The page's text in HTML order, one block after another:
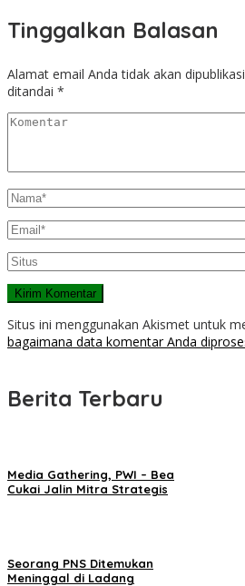
Tinggalkan Balasan
Alamat email Anda tidak akan
ditandai *
Situs ini menggunakan Akismet untuk
bagaimana data komentar Anda
Berita Terbaru
Media Gathering, PWI – Bea
Cukai Jalin Mitra Strategis
Seorang PNS Ditemukan
Meninggal di Ladang